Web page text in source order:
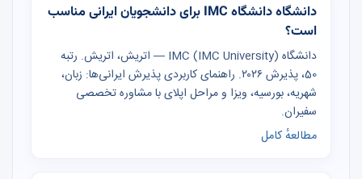
دانشگاه دانشگاه IMC برای دانشجویان ایرانی مناسب
است؟
دانشگاه IMC (IMC University) — اتریش، اتریش. رتبه
50، پذیرش ۲۰۲۶. راهنمای کاربردی پذیرش ایرانی‌ها: زبان،
شهریه، بورسیه، ویزا و مراحل اپلای با مشاوره تخصصی
سفیران.
مطالعهٔ کامل